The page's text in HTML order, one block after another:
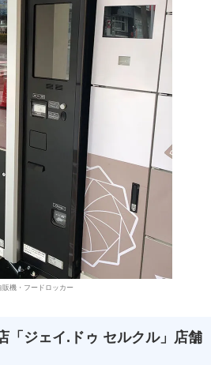
販機・フードロッカー
「ジェイ.ドゥ セルクル」店舗